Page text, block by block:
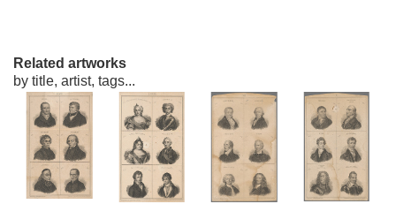
Related artworks
by title, artist, tags...